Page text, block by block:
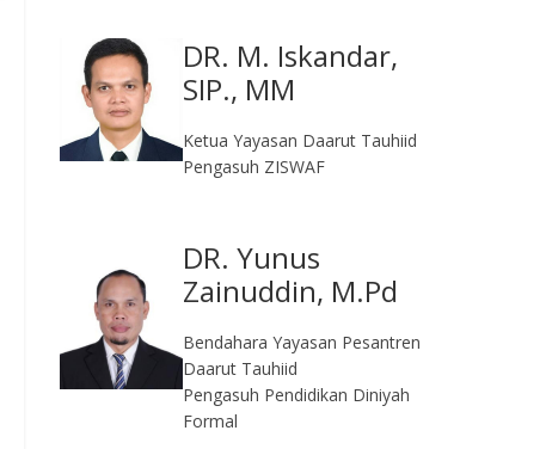
DR. M. Iskandar,
SIP., MM
Ketua Yayasan Daarut Tauhiid
Pengasuh ZISWAF
DR. Yunus
Zainuddin, M.Pd
Bendahara Yayasan Pesantren
Daarut Tauhiid
Pengasuh Pendidikan Diniyah
Formal